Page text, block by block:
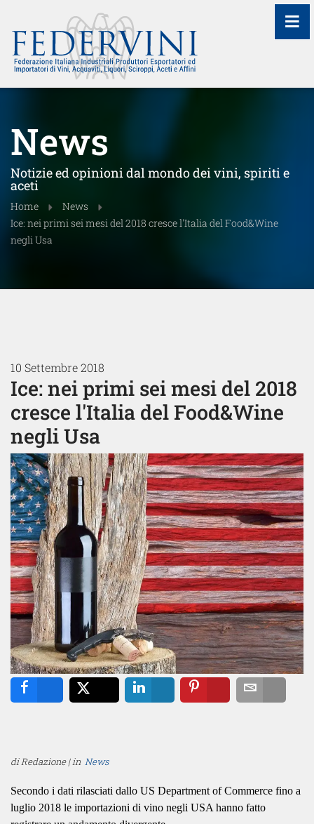
News
Notizie ed opinioni dal mondo dei vini, spiriti e
aceti
Home
News
Ice: nei primi sei mesi del 2018 cresce l'Italia del Food&Wine
negli Usa
10 Settembre 2018
Ice: nei primi sei mesi del 2018
cresce l'Italia del Food&Wine
negli Usa
di Redazione | in News
Secondo i dati rilasciati dallo US Department of Commerce fino a
luglio 2018 le importazioni di vino negli USA hanno fatto
≡